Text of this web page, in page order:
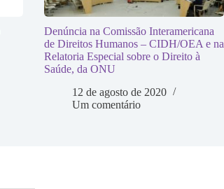
Denúncia na Comissão Interamericana
de Direitos Humanos – CIDH/OEA e na
Relatoria Especial sobre o Direito à
Saúde, da ONU
12 de agosto de 2020
Um comentário